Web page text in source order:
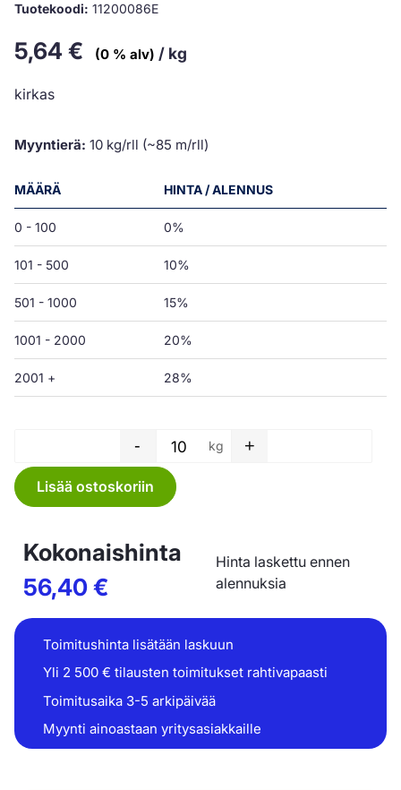
Tuotekoodi: 11200086E
5,64€ (0 % alv) / kg
kirkas
Myyntierä: 10 kg/rll (~85 m/rll)
MÄÄRÄ HINTA / ALENNUS
0 - 100 0%
101 - 500 10%
501 - 1000 15%
1001 - 2000 20%
2001 + 28%
Letkukalvo - 400 x 0,15 mm
- kg +
Lisää ostoskoriin
Kokonaishinta
56,40€
Hinta laskettu ennen
alennuksia
Toimitushinta lisätään laskuun
Yli 2 500 € tilausten toimitukset rahtivapaasti
Toimitusaika 3-5 arkipäivää
Myynti ainoastaan yritysasiakkaille